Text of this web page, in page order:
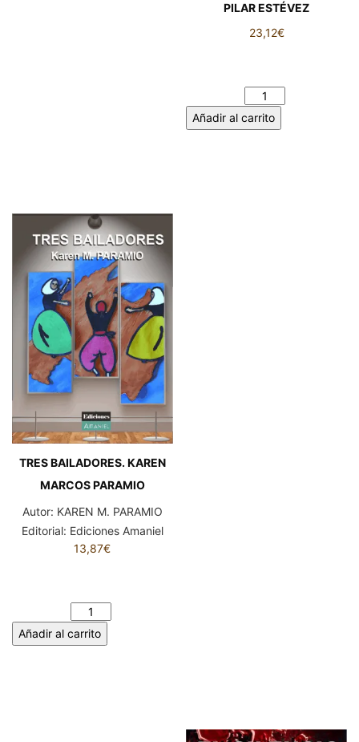
PILAR ESTÉVEZ
23,12€
Añadir al carrito
TRES BAILADORES. KAREN
MARCOS PARAMIO
Autor: KAREN M. PARAMIO
Editorial: Ediciones Amaniel
13,87€
Añadir al carrito